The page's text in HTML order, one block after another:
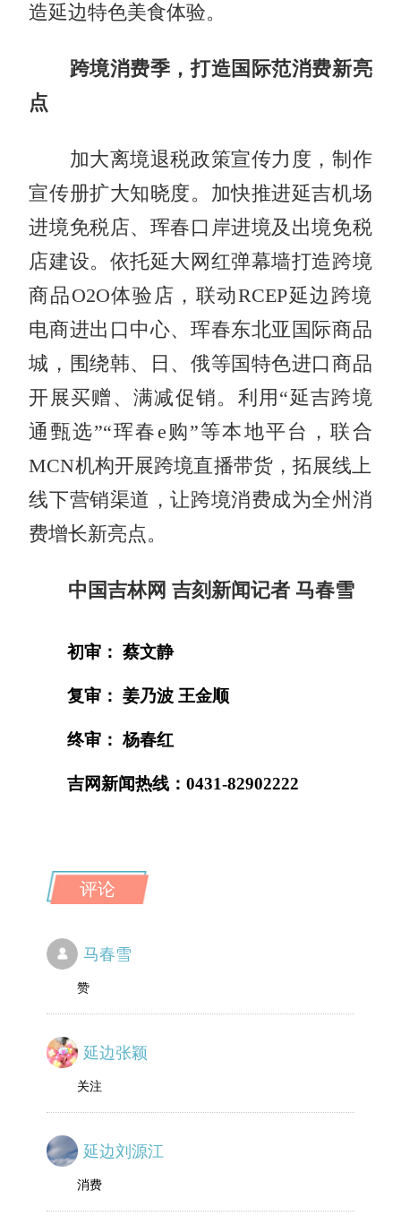
造延边特色美食体验。
跨境消费季，打造国际范消费新亮
点
加大离境退税政策宣传力度，制作
宣传册扩大知晓度。加快推进延吉机场
进境免税店、珲春口岸进境及出境免税
店建设。依托延大网红弹幕墙打造跨境
商品O2O体验店，联动RCEP延边跨境
电商进出口中心、珲春东北亚国际商品
城，围绕韩、日、俄等国特色进口商品
开展买赠、满减促销。利用“延吉跨境
通甄选”“珲春e购”等本地平台，联合
MCN机构开展跨境直播带货，拓展线上
线下营销渠道，让跨境消费成为全州消
费增长新亮点。
中国吉林网 吉刻新闻记者 马春雪
初审： 蔡文静
复审： 姜乃波 王金顺
终审： 杨春红
吉网新闻热线：0431-82902222
评论
马春雪
赞
延边张颖
关注
延边刘源江
消费